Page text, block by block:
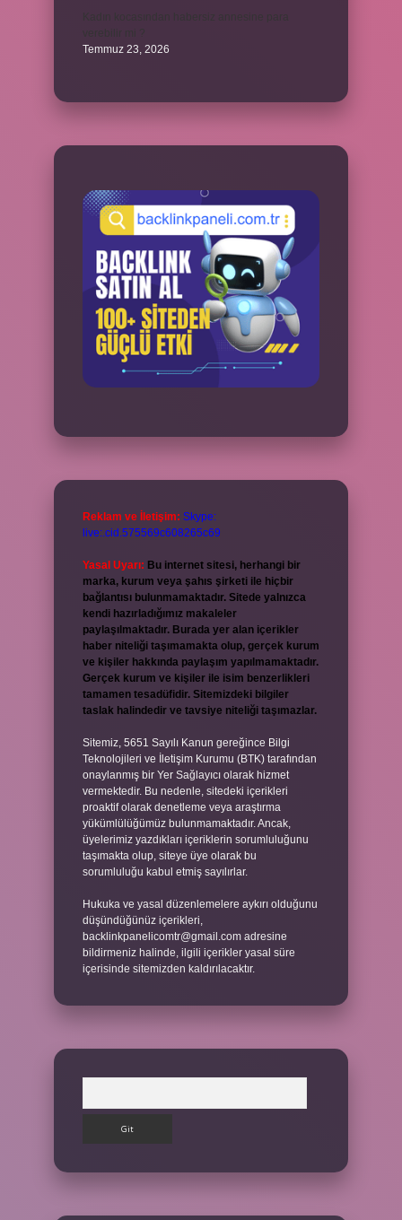
Temmuz 23, 2026
Reklam ve İletişim: Skype:
live:.cid.575569c608265c69
Yasal Uyarı: Bu internet sitesi, herhangi bir
marka, kurum veya şahıs şirketi ile hiçbir
bağlantısı bulunmamaktadır. Sitede yalnızca
kendi hazırladığımız makaleler
paylaşılmaktadır. Burada yer alan içerikler
haber niteliği taşımamakta olup, gerçek kurum
ve kişiler hakkında paylaşım yapılmamaktadır.
Gerçek kurum ve kişiler ile isim benzerlikleri
tamamen tesadüfidir. Sitemizdeki bilgiler
taslak halindedir ve tavsiye niteliği taşımazlar.
Sitemiz, 5651 Sayılı Kanun gereğince Bilgi
Teknolojileri ve İletişim Kurumu (BTK) tarafından
onaylanmış bir Yer Sağlayıcı olarak hizmet
vermektedir. Bu nedenle, sitedeki içerikleri
proaktif olarak denetleme veya araştırma
yükümlülüğümüz bulunmamaktadır. Ancak,
üyelerimiz yazdıkları içeriklerin sorumluluğunu
taşımakta olup, siteye üye olarak bu
sorumluluğu kabul etmiş sayılırlar.
Hukuka ve yasal düzenlemelere aykırı olduğunu
düşündüğünüz içerikleri,
backlinkpanelicomtr@gmail.com adresine
bildirmeniz halinde, ilgili içerikler yasal süre
içerisinde sitemizden kaldırılacaktır.